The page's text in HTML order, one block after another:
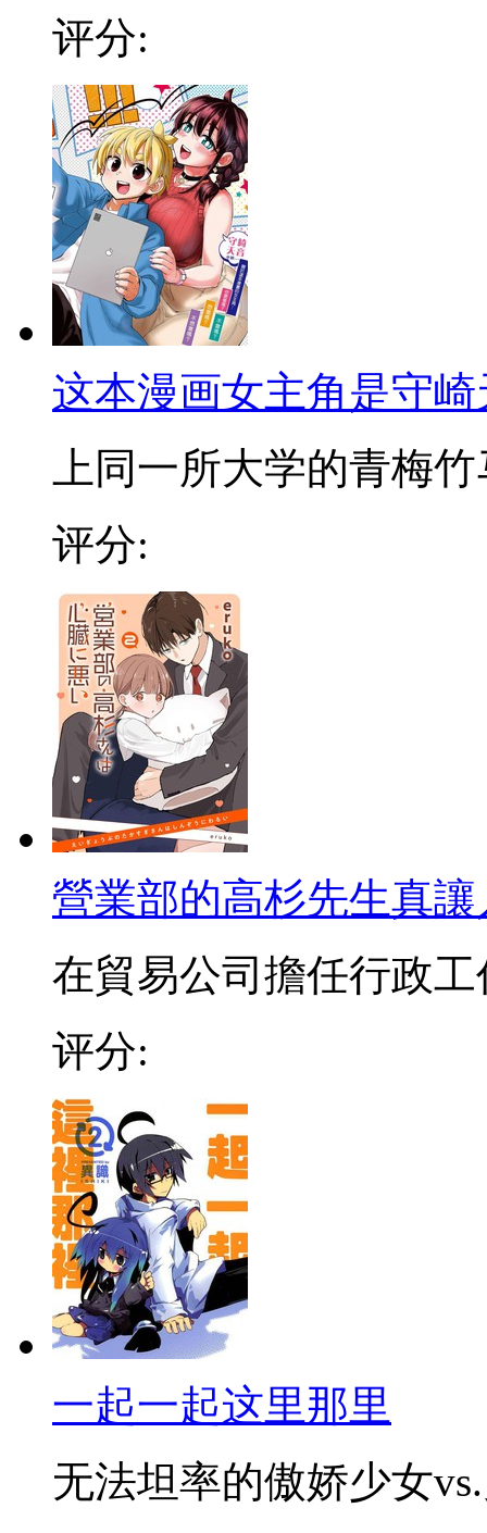
评分:
这本漫画女主角是守崎
上同一所大学的青梅
评分:
營業部的高杉先生真
在貿易公司擔任行政工
评分:
一起一起这里那里
无法坦率的傲娇少女